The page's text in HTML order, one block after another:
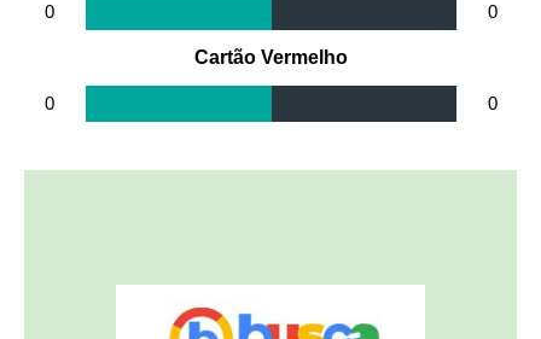
0 0
Cartão Vermelho
0 0